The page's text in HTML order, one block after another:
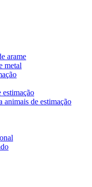
arame
metal
estimação
animais de estimação